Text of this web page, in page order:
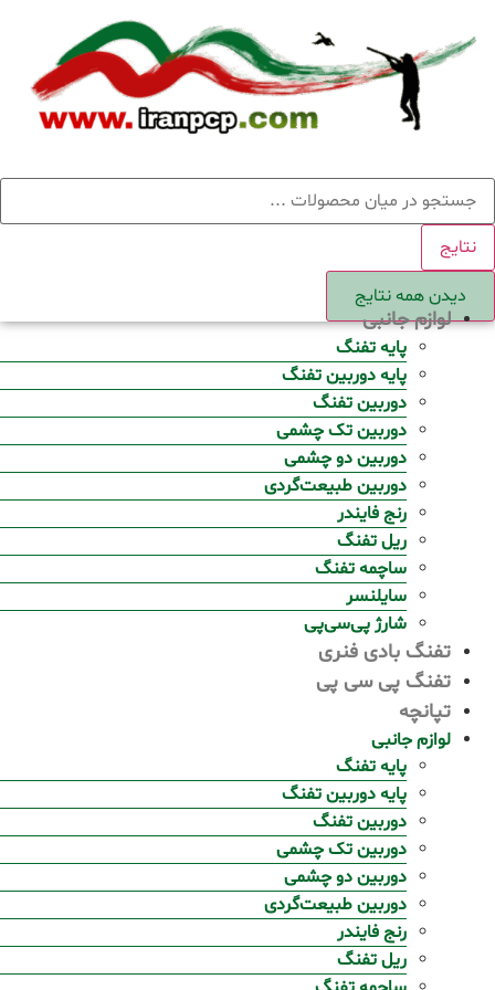
content
جستجو
.
نتایج
دیدن همه نتایج
لوازم جانبی
پایه تفنگ
پایه دوربین تفنگ
دوربین تفنگ
دوربین تک چشمی
دوربین دو چشمی
دوربین طبیعت‌گردی
رنج فایندر
ریل تفنگ
ساچمه تفنگ
سایلنسر
شارژ پی‌سی‌پی
تفنگ بادی فنری
تفنگ پی سی پی
تپانچه
لوازم جانبی
پایه تفنگ
پایه دوربین تفنگ
دوربین تفنگ
دوربین تک چشمی
دوربین دو چشمی
دوربین طبیعت‌گردی
رنج فایندر
ریل تفنگ